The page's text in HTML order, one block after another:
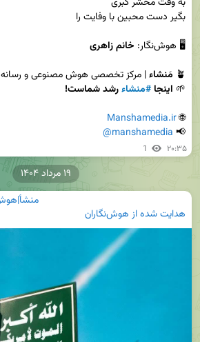
🖥 هوش‌نگار:
خانم زاهری
🪴 مَنشاء
🌱 اینجا #منشاء رشد شماست!
🌐
Manshamedia.ir
📢
@manshamedia
1 ۲۰:۳۵
هدایت شده از هوش‌نگاران
۱۹ مرداد ۱۴۰۴